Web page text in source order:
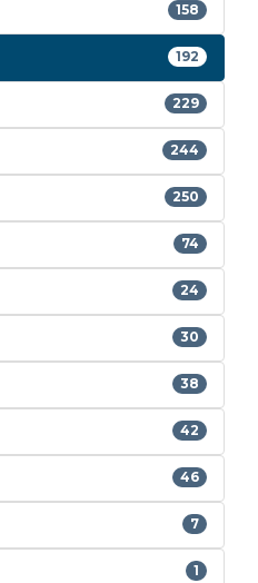
158
192
229
244
250
74
24
30
38
42
46
7
1